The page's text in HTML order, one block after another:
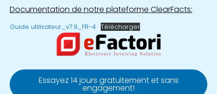
Documentation de notre plateforme ClearFacts:
Guide utilisateur_v7.9_FR-4 Télécharger
Essayez 14 jours gratuitement et sans
engagement!